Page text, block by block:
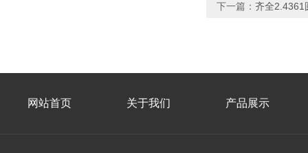
下一篇： 齐全2.4361
网站首页 关于我们 产品展示